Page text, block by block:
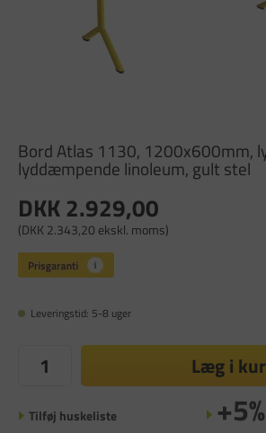
Bord Atlas 1130, 1200x600mm,
lyddæmpende linoleum, gult stel
DKK 2.929,00
(DKK 2.343,20 ekskl. moms)
Leveringstid: 5-8 uger
Læg i
Tilføj huskeliste +5%